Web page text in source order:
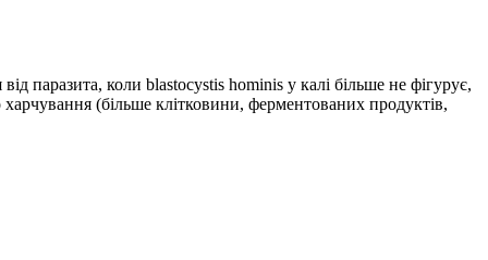
паразита, коли blastocystis hominis у калі більше не фігурує,
(більше клітковини, ферментованих продуктів,